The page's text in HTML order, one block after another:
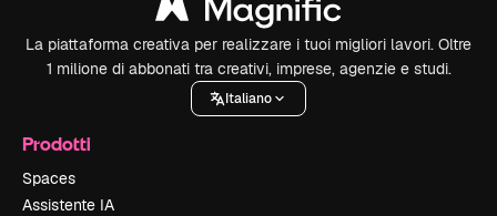
La piattaforma creativa per realizzare i tuoi migliori lavori. Oltre
1 milione di abbonati tra creativi, imprese, agenzie e studi.
Italiano
Prodotti
Spaces
Assistente IA